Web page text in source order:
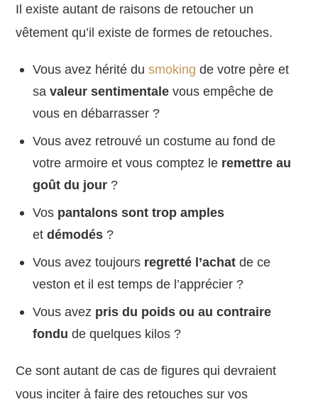
Il existe autant de raisons de retoucher un
vêtement qu’il existe de formes de retouches.
Vous avez hérité dusmoking de votre père et
savaleur sentimentale vous empêche de
vous en débarrasser ?
Vous avez retrouvé un costume au fond de
votre armoire et vous comptez le remettre au
goût du jour ?
Vos pantalons sont trop amples
etdémodés ?
Vous avez toujours regretté l’achat de ce
veston et il est temps de l’apprécier ?
Vous avez pris du poids ou au contraire
fondu de quelques kilos ?
Ce sont autant de cas de figures qui devraient
vous inciter à faire des retouches sur vos